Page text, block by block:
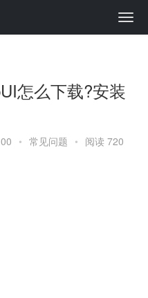
怎么下载?安装
• 常见问题 • 阅读 720